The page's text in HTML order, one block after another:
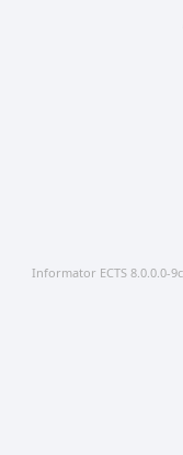
Informator ECTS 8.0.0.0-